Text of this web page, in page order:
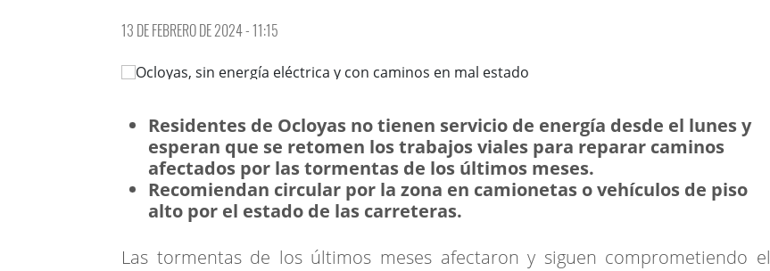
13 DE FEBRERO DE 2024 - 11:15
Residentes de Ocloyas no tienen servicio de energía desde el lunes y
esperan que se retomen los trabajos viales para reparar caminos
afectados por las tormentas de los últimos meses.
Recomiendan circular por la zona en camionetas o vehículos de piso
alto por el estado de las carreteras.
Las tormentas de los últimos meses afectaron y siguen comprometiendo el